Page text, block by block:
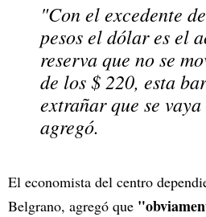
"Con el excedente
pesos el dólar es el
reserva que no se
de los $ 220, esta
extrañar que se
agregó.
El economista del centro
Belgrano, agregó que